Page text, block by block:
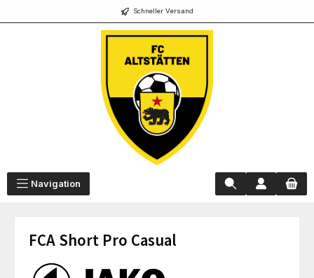
Schneller Versand
Navigation
FCA Short Pro Casual